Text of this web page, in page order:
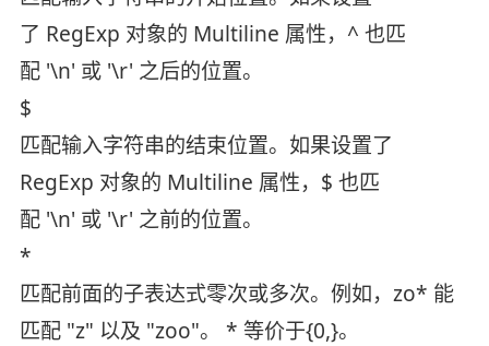
了 RegExp 对象的 Multiline 属性，^ 也匹
配 '\n' 或 '\r' 之后的位置。
$
匹配输入字符串的结束位置。如果设置了
RegExp 对象的 Multiline 属性，$ 也匹
配 '\n' 或 '\r' 之前的位置。
*
匹配前面的子表达式零次或多次。例如，zo* 能
匹配 "z" 以及 "zoo"。 * 等价于{0,}。